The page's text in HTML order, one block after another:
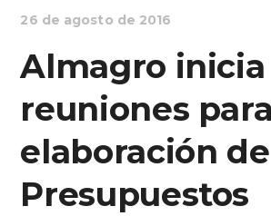
26 de agosto de 2016
Almagro inicia
reuniones
elaboración
Presupuestos